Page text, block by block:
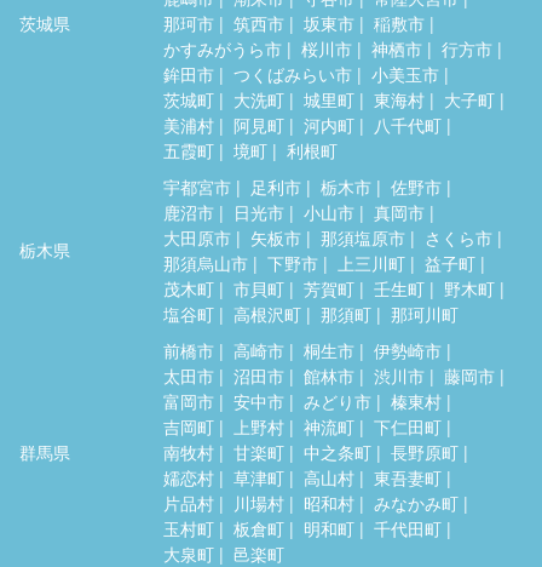
茨城県
那珂市
筑西市 坂東市
稲敷市
かすみがうら市
桜川市 神栖市
行方市
鉾田市
つくばみらい市
小美玉市
茨城町
大洗町 城里町 東海村
大子町
美浦村
阿見町 河内町
八千代町
五霞町
境町 利根町
栃木県
宇都宮市 足利市 栃木市
佐野市
鹿沼市
日光市 小山市
真岡市
大田原市
矢板市 那須塩原市
さくら市
那須烏山市
下野市 上三川町
益子町
茂木町
市貝町 芳賀町 壬生町
野木町
塩谷町
高根沢町 那須町 那珂川町
群馬県
前橋市 高崎市 桐生市
伊勢崎市
太田市
沼田市 館林市 渋川市
藤岡市
富岡市
安中市 みどり市
榛東村
吉岡町
上野村 神流町
下仁田町
南牧村
甘楽町 中之条町
長野原町
嬬恋村
草津町 高山村
東吾妻町
片品村
川場村 昭和村
みなかみ町
玉村町
板倉町 明和町
千代田町
大泉町
邑楽町